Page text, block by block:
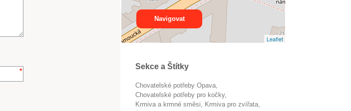
Leaflet
Navigovat
Sekce a Štítky
Chovatelské potřeby Opava
chovatelské potřeby pro kočky
Krmiva a krmné směsi
krmiva pro zvířata